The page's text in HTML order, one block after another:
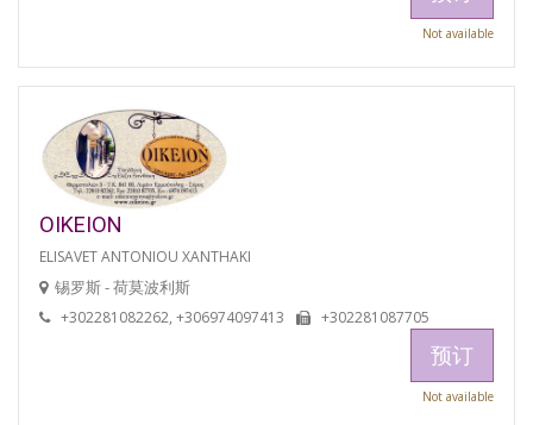
Not available
OIKEION
ELISAVET ANTONIOU XANTHAKI
锡罗斯 - 荷莫波利斯
+302281082262, +306974097413 +302281087705
预订
Not available